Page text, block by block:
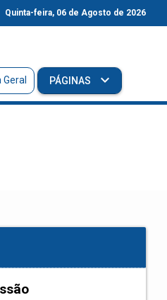
Quinta-feira, 06 de Agosto de 2026
Geral PÁGINAS